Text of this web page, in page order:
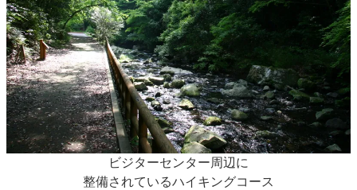
ビジターセンター周辺に
整備されているハイキングコース